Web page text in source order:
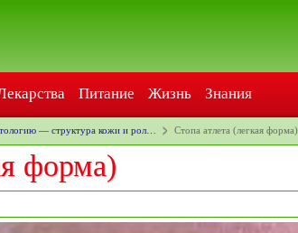
Питание Жизнь Знания
— структура кожи и рол… Стопа атлета (легкая форма)
форма)